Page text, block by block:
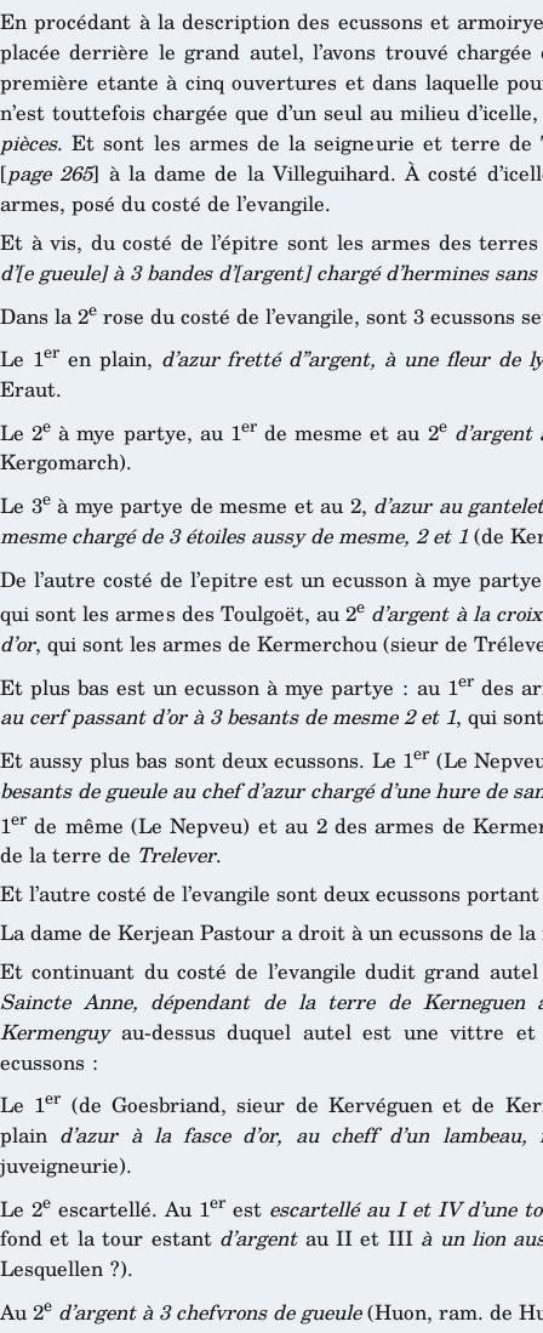
En procédant à la description des ecussons et
placée derrière le grand autel, l’avons trouvé chargée
première etante à cinq ouvertures et dans laquelle
n’est touttefois chargée que d’un seul au milieu
pièces. Et sont les armes de la seigneurie et terre de
[page 265] à la dame de la Villeguihard. À costé
armes, posé du costé de l’evangile.
Et à vis, du costé de l’épitre sont les armes des
d’[e gueule] à 3 bandes d’[argent] chargé d’hermines
Dans la 2e rose du costé de l’evangile, sont 3 ecussons
Le 1eren plain, d’azur fretté d’’argent, à une fleur de
Eraut.
Le 2e à mye partye, au 1erde mesme et au 2e
Kergomarch).
Le 3eà mye partye de mesme et au 2, d’azur au
mesme chargé de 3 étoiles aussy de mesme, 2 et 1 (de
De l’autre costé de l’epitre est un ecusson à mye
qui sont les armes des Toulgoët, au 2e d’argent à la
d’or, qui sont les armes de Kermerchou (sieur de
Et plus bas est un ecusson à mye partye : au 1erdes
au cerf passant d’or à 3 besants de mesme 2 et 1, qui
Et aussy plus bas sont deux ecussons. Le 1er (Le
besants de gueule au chef d’azur chargé d’une hure de
1er de même (Le Nepveu) et au 2 des armes de
de la terre de Trelever.
Et l’autre costé de l’evangile sont deux ecussons
La dame de Kerjean Pastour a droit à un ecussons de
Et continuant du costé de l’evangile dudit grand
Saincte Anne, dépendant de la terre de
Kermenguyau-dessus duquel autel est une vittre
ecussons :
Le 1er (de Goesbriand, sieur de Kervéguen et de
plain d’azur à la fasce d’or, au cheff d’un lambeau,
juveigneurie).
Le 2eescartellé. Au 1erest escartellé au I et IV d’une
fond et la tour estant d’argentau II et III à un lion
Lesquellen ?).
Au 2e d’argent à 3 chefvrons de gueule(Huon, ram. de